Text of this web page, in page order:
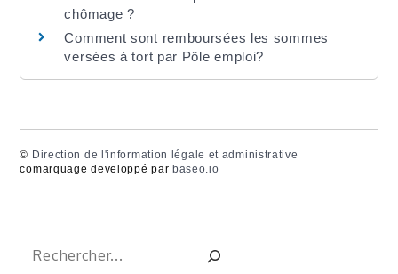
chômage ?
Comment sont remboursées les sommes
versées à tort par Pôle emploi?
© Direction de l'information légale et administrative
comarquage developpé par baseo.io
Rechercher